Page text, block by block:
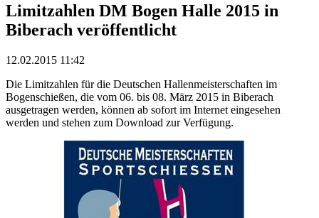
Limitzahlen DM Bogen Halle 2015 in
Biberach veröffentlicht
12.02.2015 11:42
Die Limitzahlen für die Deutschen Hallenmeisterschaften im
Bogenschießen, die vom 06. bis 08. März 2015 in Biberach
ausgetragen werden, können ab sofort im Internet eingesehen
werden und stehen zum Download zur Verfügung.